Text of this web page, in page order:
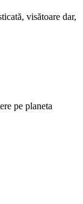
visătoare dar,
pe planeta